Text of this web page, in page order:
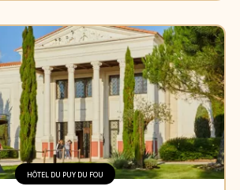
HÔTEL DU PUY DU FOU